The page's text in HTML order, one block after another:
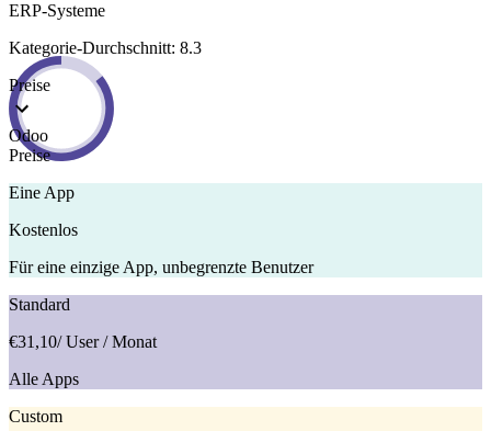
ERP-Systeme
Kategorie-Durchschnitt: 8.3
Preise
Odoo
Preise
Eine App
Kostenlos
Für eine einzige App, unbegrenzte Benutzer
Standard
€31,10/ User / Monat
Alle Apps
Custom